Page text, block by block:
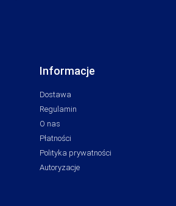
Informacje
Dostawa
Regulamin
O nas
Płatności
Polityka prywatności
Autoryzacje